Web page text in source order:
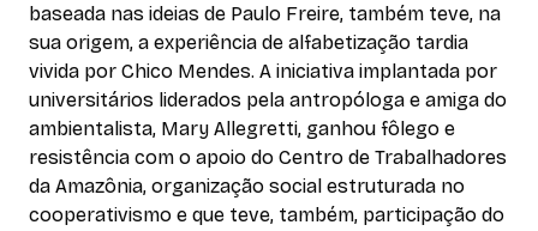
baseada nas ideias de Paulo Freire, também teve, na
sua origem, a experiência de alfabetização tardia
vivida por Chico Mendes. A iniciativa implantada por
universitários liderados pela antropóloga e amiga do
ambientalista, Mary Allegretti, ganhou fôlego e
resistência com o apoio do Centro de Trabalhadores
da Amazônia, organização social estruturada no
cooperativismo e que teve, também, participação do